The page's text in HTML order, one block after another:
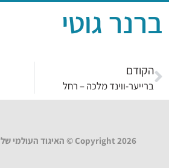
ברנר גוטי
הקודם
ברייער-ווינד מלכה – רחל
Copyright 2026 © האיגוד העולמי של יוצאי ווהלין בישראל